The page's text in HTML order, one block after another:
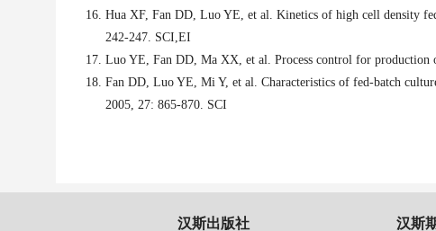
Hua XF, Fan DD, Luo YE, et al. Kinetics of high cell density
242-247. SCI,EI
Luo YE, Fan DD, Ma XX, et al. Process control for
Fan DD, Luo YE, Mi Y, et al. Characteristics of fed-batch
2005, 27: 865-870. SCI
汉斯出版社 汉斯